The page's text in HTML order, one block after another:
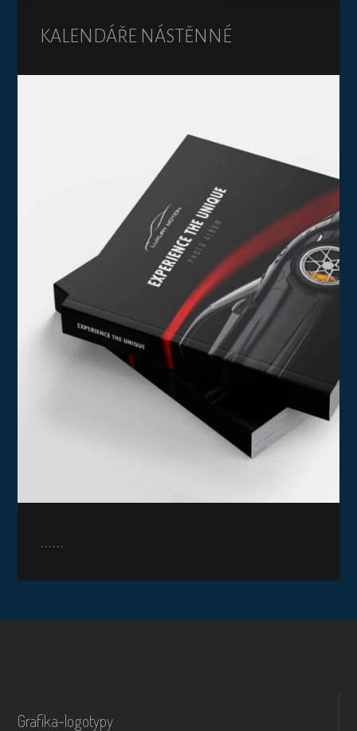
KALENDÁŘE NÁSTĚNNÉ
......
Grafika-logotypy